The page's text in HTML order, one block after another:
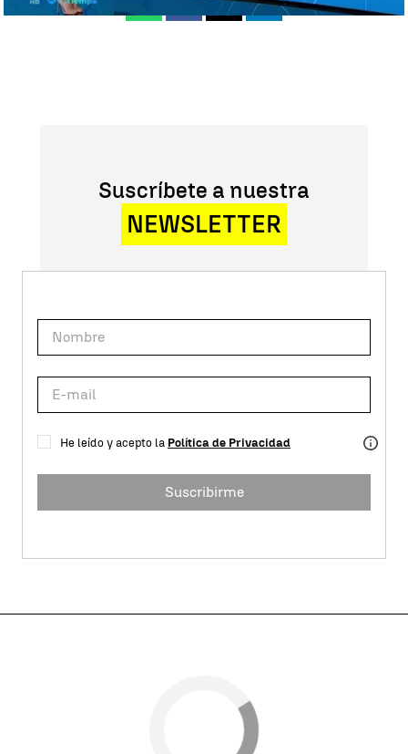
Facebook
X Linkedin
Suscríbete a nuestra
NEWSLETTER
He leído y acepto la Política de Privacidad
Suscribirme